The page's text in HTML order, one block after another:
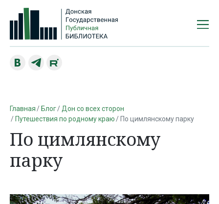
Главная Блог
Дон со всех сторон
Путешествия по родному краю
По цимлянскому парку
По цимлянскому
парку